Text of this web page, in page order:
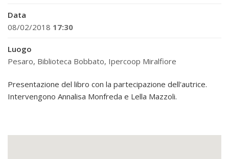
Data
08/02/2018 17:30
Luogo
Pesaro, Biblioteca Bobbato, Ipercoop Miralfiore
Presentazione del libro con la partecipazione dell'autrice.
Intervengono Annalisa Monfreda e Lella Mazzoli.